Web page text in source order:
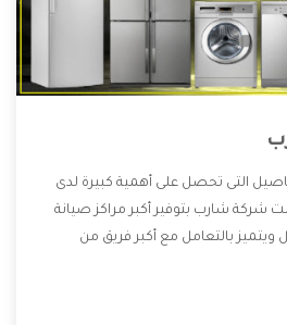
التى تحصل على أهمية كبيرة لدى
شركة شارب بتوفير أكبر مراكز صيانة
بالتعامل مع أكبر فريق من